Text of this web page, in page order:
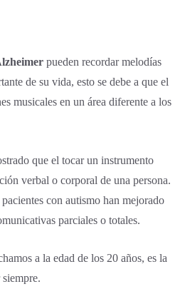
pueden recordar melodías
de su vida, esto se debe a que el
musicales en un área diferente a los
que el tocar un instrumento
verbal o corporal de una persona.
con autismo han mejorado
parciales o totales.
a la edad de los 20 años, es la